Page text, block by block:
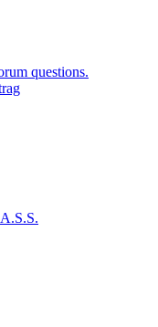
questions.